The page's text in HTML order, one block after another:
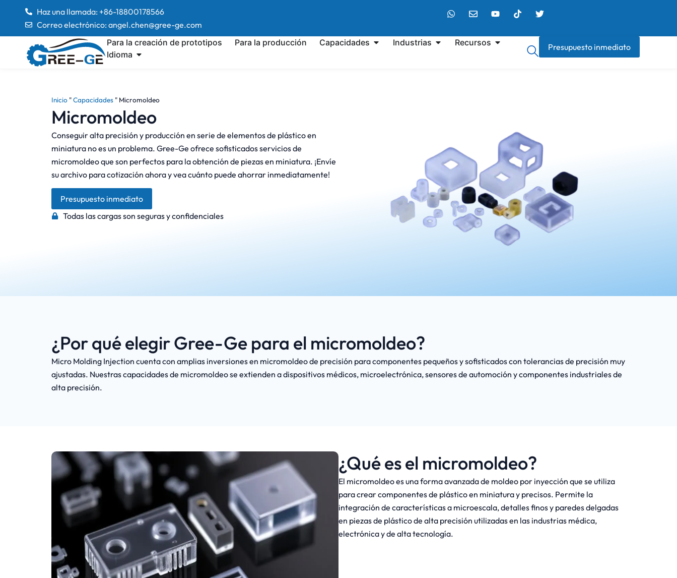
Haz una llamada: +86-18800178566
Correo electrónico: angel.chen@gree-ge.com
Para la creación de prototipos
Para la producción Capacidades Industrias
Recursos
Idioma
Presupuesto inmediato
Inicio "Capacidades " Micromoldeo
Micromoldeo
Conseguir alta precisión y producción en serie de elementos de plástico en
miniatura no es un problema. Gree-Ge ofrece sofisticados servicios de
micromoldeo que son perfectos para la obtención de piezas en miniatura. ¡Envíe
su archivo para cotización ahora y vea cuánto puede ahorrar inmediatamente!
Presupuesto inmediato
Todas las cargas son seguras y confidenciales
¿Por qué elegir Gree-Ge para el micromoldeo?
Micro Molding Injection cuenta con amplias inversiones en micromoldeo de precisión para componentes pequeños y sofisticados con tolerancias de precisión muy
ajustadas. Nuestras capacidades de micromoldeo se extienden a dispositivos médicos, microelectrónica, sensores de automoción y componentes industriales de
alta precisión.
¿Qué es el micromoldeo?
El micromoldeo es una forma avanzada de moldeo por inyección que se utiliza
para crear componentes de plástico en miniatura y precisos. Permite la
integración de características a microescala, detalles finos y paredes delgadas
en piezas de plástico de alta precisión utilizadas en las industrias médica,
electrónica y de alta tecnología.